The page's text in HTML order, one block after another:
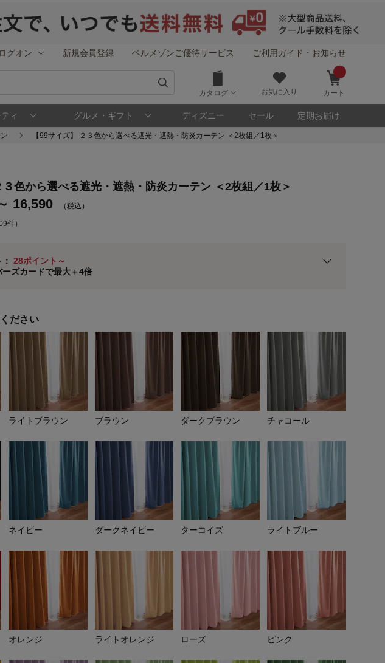
ログオン 新規会員登録 ベルメゾンご優待サービス ご利用ガイド・お知らせ
カタログ お気に入り カート
ィ グルメ・ギフト ディズニー セール 定期お届け
【99サイズ】 ２３色から選べる遮光・遮熱・防炎カーテン ＜2枚組／1枚＞
ベージュ
３色から選べる遮光・遮熱・防炎カーテン ＜2枚組／1枚＞
16,590 （税込）
件）
：28ポイント～
ズカードで最大＋4倍
元最大16倍！
ービスについて
返品引取無料（JCBのみ）
加算ポイントはステージ倍率適用前の基本ポイントに対して適用されます。
ださい
ライトブラウン ブラウン ダークブラウン チャコール
ネイビー ダークネイビー ターコイズ ライトブルー
オレンジ ライトオレンジ ローズ ピンク